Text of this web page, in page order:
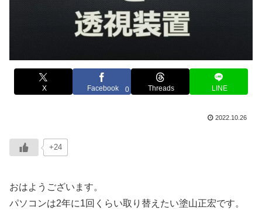
X Facebook 0 Threads LINE
2022.10.26
+24
おはようございます。
パソコンは2年に1回くらい取り替えたい塗山正宏です。